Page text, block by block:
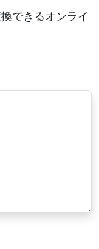
できるオンライ